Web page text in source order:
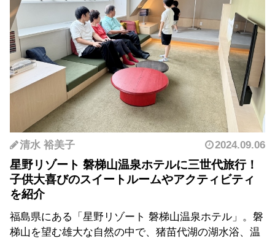
清水 裕美子 2024.09.06
星野リゾート 磐梯山温泉ホテルに三世代旅行！
子供大喜びのスイートルームやアクティビティ
を紹介
福島県にある「星野リゾート 磐梯山温泉ホテル」。磐
梯山を望む雄大な自然の中で、猪苗代湖の湖水浴、温